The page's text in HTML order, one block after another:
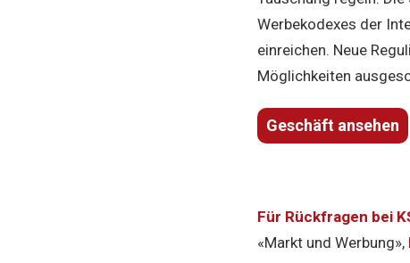
Werbekodexes der
einreichen. Neue
Möglichkeiten
Geschäft ansehen
Für Rückfragen bei
«Markt und Werbung»,